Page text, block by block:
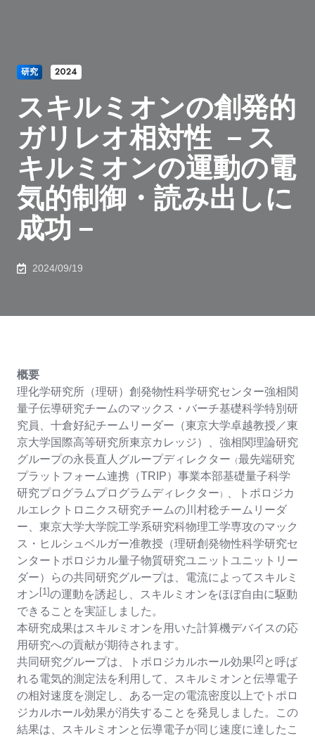
研究 2024
スキルミオンの創発的
ガリレオ相対性 －ス
キルミオンの運動の電
気的制御・読み出しに
成功－
2024/09/19
概要
理化学研究所（理研）創発物性科学研究センター強相関
量子伝導研究チームのマックス・バーチ基礎科学特別研
究員、十倉好紀チームリーダー（東京大学卓越教授／東
京大学国際高等研究所東京カレッジ）、強相関理論研究
グループの永長直人グループディレクター （最先端研究
プラットフォーム連携（TRIP）事業本部基礎量子科学
研究プログラムプログラムディレクター ）
、トポロジカ
ルエレクトロニクス研究チームの川村稔チームリーダ
ー、東京大学大学院工学系研究科物理工学専攻のマック
ス・ヒルシュベルガー准教授（理研創発物性科学研究セ
ンタートポロジカル量子物質研究ユニットユニットリー
ダー）らの共同研究グループは、電流によってスキルミ
オン[1]の運動を誘起し、スキルミオンをほぼ自由に駆動
できることを実証しました。
本研究成果はスキルミオンを用いた計算機デバイスの応
用研究への貢献が期待されます。
共同研究グループは、トポロジカルホール効果[2] と呼ば
れる電気的測定法を利用して、スキルミオンと伝導電子
の相対速度を測定し、ある一定の電流密度以上でトポロ
ジカルホール効果が消失することを発見しました。この
結果は、スキルミオンと伝導電子が同じ速度に達したこ